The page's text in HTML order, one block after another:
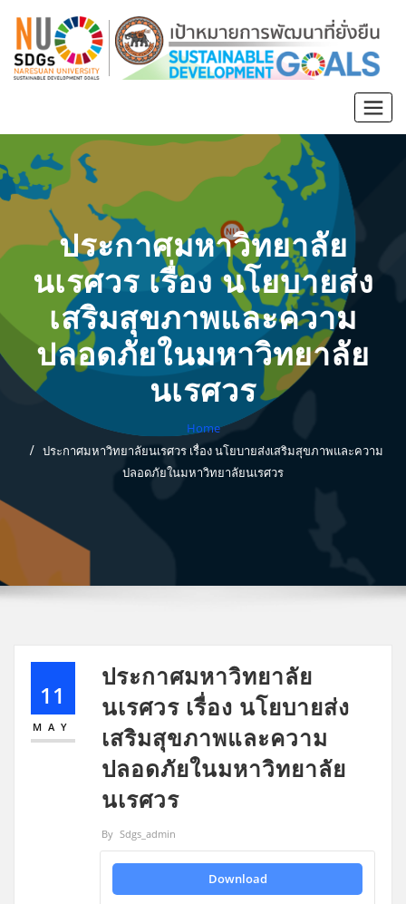
ประกาศมหาวิทยาลัย
นเรศวร เรื่อง นโยบายส่ง
เสริมสุขภาพและความ
ปลอดภัยในมหาวิทยาลัย
นเรศวร
Home
ประกาศมหาวิทยาลัยนเรศวร เรื่อง นโยบายส่งเสริมสุขภาพและความ
ปลอดภัยในมหาวิทยาลัยนเรศวร
11
MAY
ประกาศมหาวิทยาลัย
นเรศวร เรื่อง นโยบายส่ง
เสริมสุขภาพและความ
ปลอดภัยในมหาวิทยาลัย
นเรศวร
By Sdgs_admin
Download